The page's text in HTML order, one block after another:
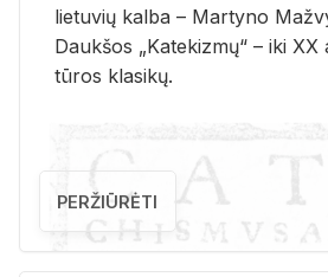
lie­tu­vių kal­ba – Mar­ty­no
Dauk­šos „Ka­te­kiz­mų“ – iki
tū­ros kla­si­kų.
PERŽIŪRĖTI